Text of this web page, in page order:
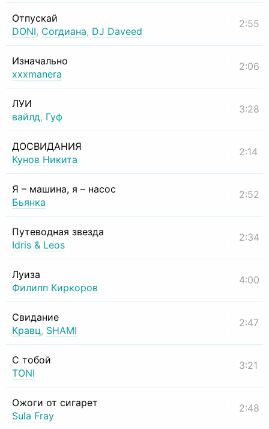
Отпускай
DONI, Согдиана, DJ Daveed
2:55
Изначально
xxxmanera
2:06
ЛУИ
вайлд, Гуф
3:28
ДОСВИДАНИЯ
Кунов Никита
2:14
Я – машина, я – насос
Бьянка
2:52
Путеводная звезда
Idris & Leos
2:34
Луиза
Филипп Киркоров
4:00
Свидание
Кравц, SHAMI
2:47
С тобой
TONI
3:21
Ожоги от сигарет
Sula Fray
2:48